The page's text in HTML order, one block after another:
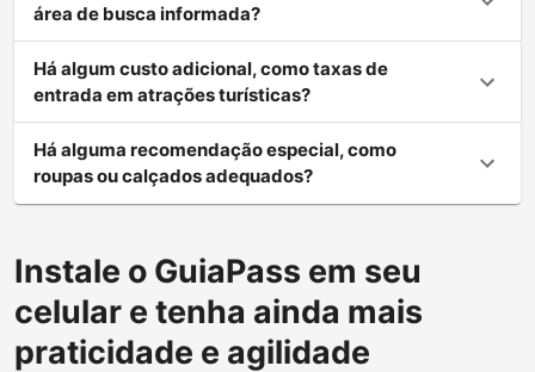
área de busca informada?
Há algum custo adicional, como taxas de
entrada em atrações turísticas?
Há alguma recomendação especial, como
roupas ou calçados adequados?
Instale o GuiaPass em seu
celular e tenha ainda mais
praticidade e agilidade